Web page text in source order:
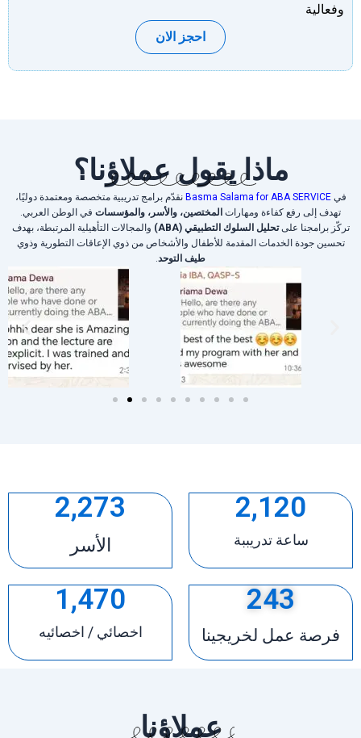
وفعالية
احجز الان
ماذا يقول عملاؤنا؟
فيBasma Salama for ABA SERVICE نقدّم برامج تدريبية متخصصة ومعتمدة دوليًا،
تهدف إلى رفع كفاءة ومهارات المختصين، والأسر، والمؤسسات في الوطن العربي.
تركّز برامجنا علىتحليل السلوك التطبيقي (ABA)
والمجالات التأهيلية المرتبطة، بهدف
تحسين جودة الخدمات المقدمة للأطفال والأشخاص من ذوي الإعاقات التطورية وذوي
طيف التوحد
ساعة تدريببة
2,120
الأسر
2,273
فرصة عمل لخريجينا
243
اخصائي / اخصائيه
1,470
عملاؤنا